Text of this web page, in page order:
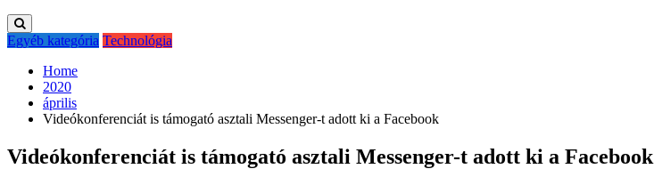
Egyéb kategória Technológia
Home
2020
április
Videókonferenciát is támogató asztali Messenger-t adott ki a Facebook
Videókonferenciát is támogató asztali Messenger-t adott ki a Facebook